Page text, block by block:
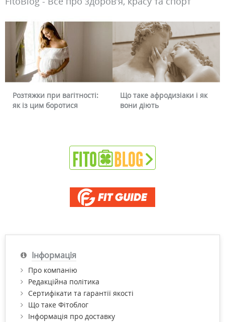
Що таке афродизіаки і як
вони діють
Чому червоніє
Інформація
Про компанію
Редакційна політика
Сертифікати та гарантії якості
Що таке Фітоблог
Інформація про доставку